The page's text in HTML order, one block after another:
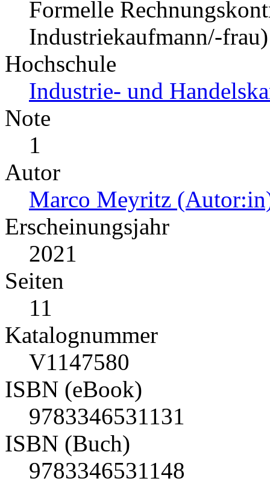
Formelle
Industriekaufmann/-frau)
Hochschule
Industrie- und
Note
1
Autor
Marco Meyritz
Erscheinungsjahr
2021
Seiten
11
Katalognummer
V1147580
ISBN (eBook)
9783346531131
ISBN (Buch)
9783346531148